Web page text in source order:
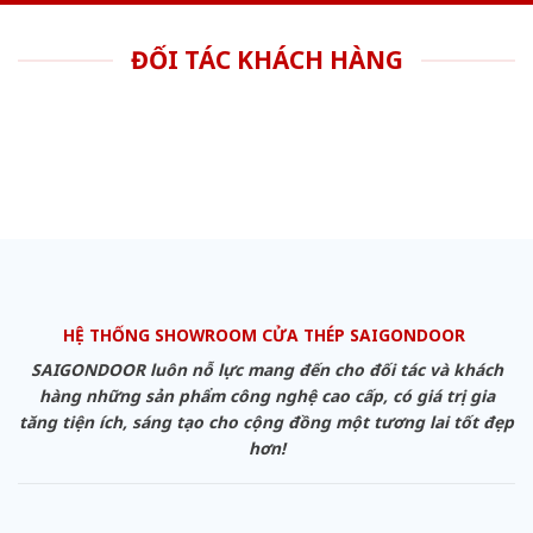
ĐỐI TÁC KHÁCH HÀNG
HỆ THỐNG SHOWROOM CỬA THÉP SAIGONDOOR
SAIGONDOOR luôn nỗ lực mang đến cho đối tác và khách
hàng những sản phẩm công nghệ cao cấp, có giá trị gia
tăng tiện ích, sáng tạo cho cộng đồng một tương lai tốt đẹp
hơn!